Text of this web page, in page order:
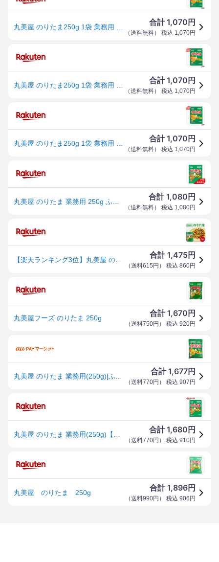
合計1,070 円
（送料無料） 税込 1,070円
合計1,070 円
（送料無料） 税込 1,070円
合計1,070 円
（送料無料） 税込 1,070円
合計1,080 円
（送料無料） 税込 1,080円
合計1,475円
（送料615円 ） 税込 860円
丸美屋フーズ のりたま 250g
合計1,670 円
（送料750円 ） 税込 920円
合計1,677円
（送料770円 ） 税込 907 円
合計1,680 円
（送料770円 ） 税込 910円
丸美屋 のりたま 250g
合計1,896円
（送料990円 ） 税込 906 円